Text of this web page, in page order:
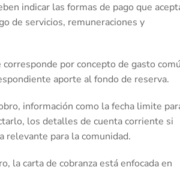
indicar las formas de pago que
de servicios, remuneraciones y
por concepto de gasto
aporte al fondo de reserva.
información como la fecha limite
los detalles de cuenta corriente si
relevante para la comunidad.
la carta de cobranza está enfocada en